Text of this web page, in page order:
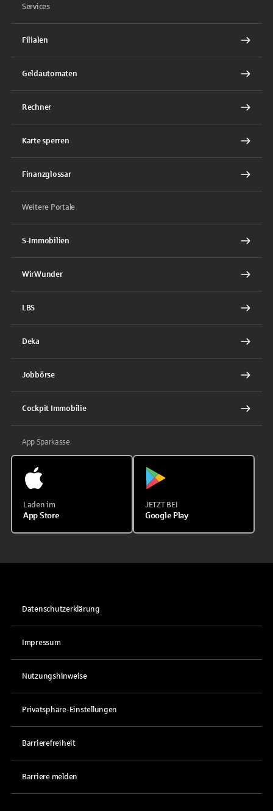
Services
Filialen
Geldautomaten
Rechner
Karte sperren
Finanzglossar
Weitere Portale
S-Immobilien
WirWunder
LBS
Deka
Jobbörse
Cockpit Immobilie
App Sparkasse
Laden im
App Store
JETZT BEI
Google Play
Datenschutzerklärung
Impressum
Nutzungshinweise
Privatsphäre-Einstellungen
Barrierefreiheit
Barriere melden